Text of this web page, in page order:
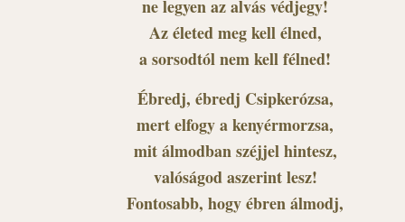
ne legyen az alvás védjegy!
Az életed meg kell élned,
a sorsodtól nem kell félned!
Ébredj, ébredj Csipkerózsa,
mert elfogy a kenyérmorzsa,
mit álmodban széjjel hintesz,
valóságod aszerint lesz!
Fontosabb, hogy ébren álmodj,